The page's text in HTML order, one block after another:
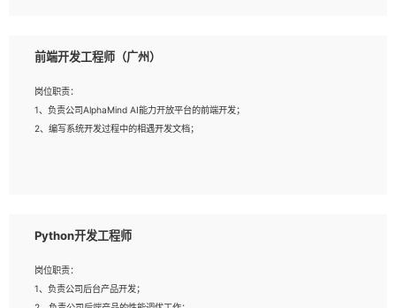
8、有良好的文档编写能力和沟通能力，有RHCE证书优先
岗位要求：
2、熟悉产品及需求规划工具，如:Axure、Xmind、MS Project等；
3、具备良好的交流协调能力，有较强的责任感、工作积极主动；
4、有较强的系统需求分析、文档编写能力、沟通能力；
前端开发工程师（广州）
岗位职责：
1、负责公司AlphaMind AI能力开放平台的前端开发；
2、编写系统开发过程中的相遇开发文档；
3、熟悉react/vue/angular任何一种前端框架，熟悉react优先；
5、善于沟通，具有团队意识；
Python开发工程师
岗位职责：
1、负责公司后台产品开发；